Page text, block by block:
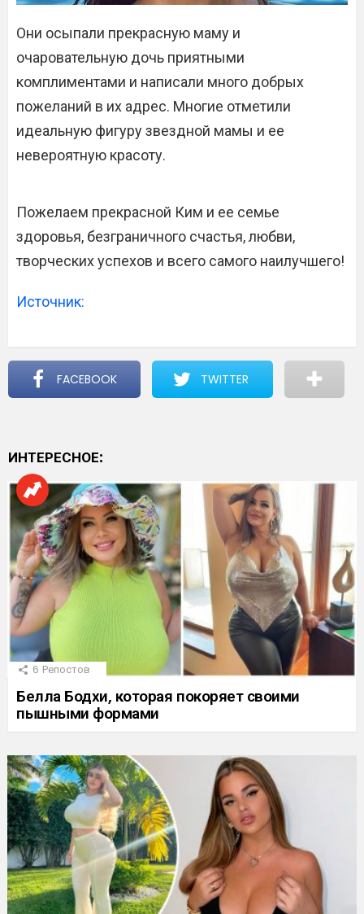
Они осыпали прекрасную маму и
очаровательную дочь приятными
комплиментами и написали много добрых
пожеланий в их адрес. Многие отметили
идеальную фигуру звездной мамы и ее
невероятную красоту.
Пожелаем прекрасной Ким и ее семье
здоровья, безграничного счастья, любви,
творческих успехов и всего самого наилучшего!
Источник:
FACEBOOK TWITTER
ИНТЕРЕСНОЕ:
6 Репостов
Белла Бодхи, которая покоряет своими
пышными формами